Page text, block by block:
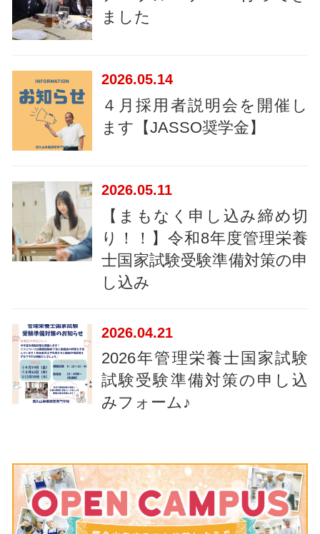
ました
2026 05.14
４月採用者説明会を開催し
ます【JASSO奨学金】
2026 05.11
【まもなく申し込み締め切
り！！】令和8年度管理栄養
士国家試験受験準備対策の申
し込み
2026 04.21
2026年管理栄養士国家試験
試験受験準備対策の申し込
みフォーム♪